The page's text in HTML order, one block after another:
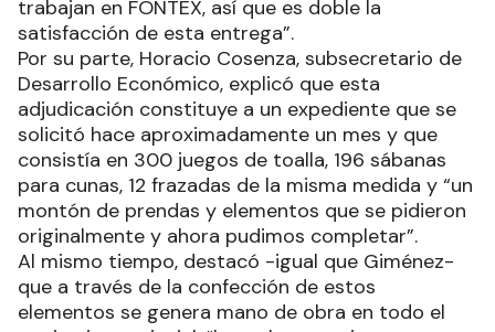
trabajan en FONTEX, así que es doble la
satisfacción de esta entrega”.
Por su parte, Horacio Cosenza, subsecretario de
Desarrollo Económico, explicó que esta
adjudicación constituye a un expediente que se
solicitó hace aproximadamente un mes y que
consistía en 300 juegos de toalla, 196 sábanas
para cunas, 12 frazadas de la misma medida y “un
montón de prendas y elementos que se pidieron
originalmente y ahora pudimos completar”.
Al mismo tiempo, destacó -igual que Giménez-
que a través de la confección de estos
elementos se genera mano de obra en todo el